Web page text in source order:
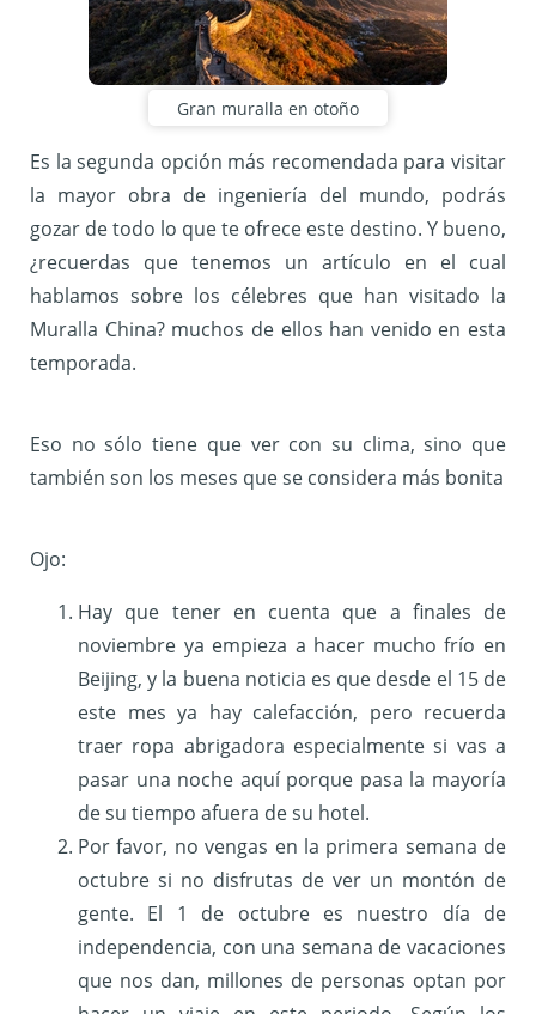
Gran muralla en otoño
Es la segunda opción más recomendada para visitar
la mayor obra de ingeniería del mundo, podrás
gozar de todo lo que te ofrece este destino. Y bueno,
¿recuerdas que tenemos un artículo en el cual
hablamos sobre los célebres que han visitado la
Muralla China? muchos de ellos han venido en esta
temporada.
Eso no sólo tiene que ver con su clima, sino que
también son los meses que se considera más bonita
Ojo:
Hay que tener en cuenta que a finales de
noviembre ya empieza a hacer mucho frío en
Beijing, y la buena noticia es que desde el 15 de
este mes ya hay calefacción, pero recuerda
traer ropa abrigadora especialmente si vas a
pasar una noche aquí porque pasa la mayoría
de su tiempo afuera de su hotel.
Por favor, no vengas en la primera semana de
octubre si no disfrutas de ver un montón de
gente. El 1 de octubre es nuestro día de
independencia, con una semana de vacaciones
que nos dan, millones de personas optan por